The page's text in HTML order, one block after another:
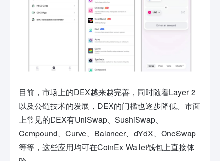
目前，市场上的DEX越来越完善，同时随着Layer 2
以及公链技术的发展，DEX的门槛也逐步降低。市面
上常见的DEX有UniSwap、SushiSwap、
Compound、Curve、Balancer、dYdX、OneSwap
等等，这些应用均可在CoinEx Wallet钱包上直接体